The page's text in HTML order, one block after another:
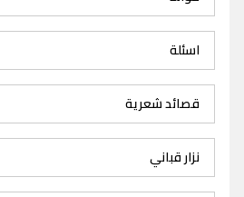
اسئلة
قصائد شعرية
نزار قباني